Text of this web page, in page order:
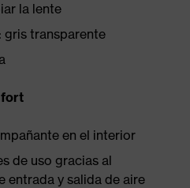
la lente
gris transparente
en el interior
de uso gracias al
entrada y salida de aire